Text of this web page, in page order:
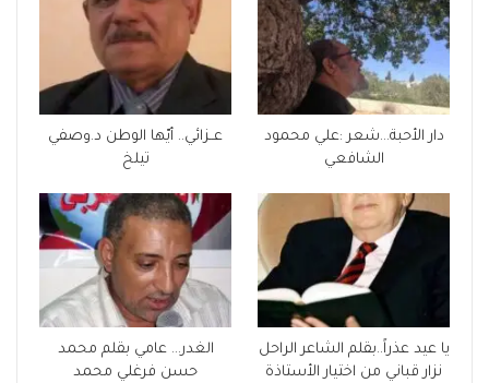
دار الأحبة…شعر :علي محمود
الشافعي
عــزائي.. أيّها الوطن د.وصفي
تيلخ
يا عيد عذراً..بقلم الشاعر الراحل
نزار قباني من اختيار الأستاذة
الغدر… عامي بقلم محمد
حسن فرغلي محمد